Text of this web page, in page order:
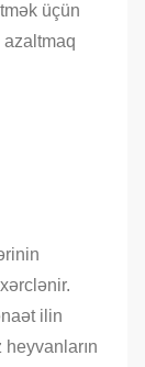
üçün
ilin